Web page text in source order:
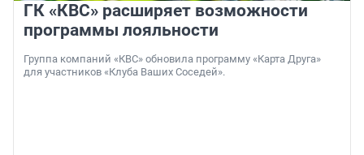
ГК «КВС» расширяет возможности
программы лояльности
Группа компаний «КВС» обновила программу «Карта Друга»
для участников «Клуба Ваших Соседей».